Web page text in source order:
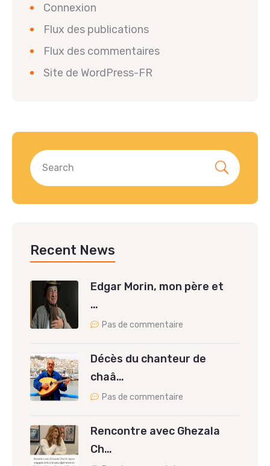
Connexion
Flux des publications
Flux des commentaires
Site de WordPress-FR
Recent News
Edgar Morin, mon père et
…
Pas de commentaire
Décès du chanteur de
chaâ…
Pas de commentaire
Rencontre avec Ghezala
Ch…